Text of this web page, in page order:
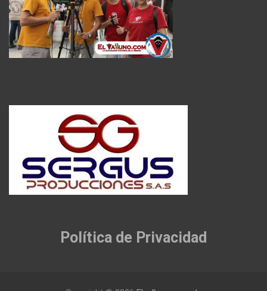
Política de Privacidad